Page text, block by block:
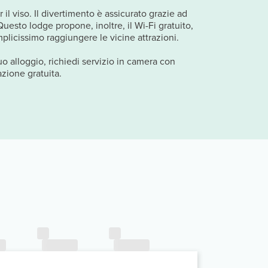
viso. Il divertimento è assicurato grazie ad
lodge propone, inoltre, il Wi-Fi gratuito,
raggiungere le vicine attrazioni.
alloggio, richiedi servizio in camera con
gratuita.